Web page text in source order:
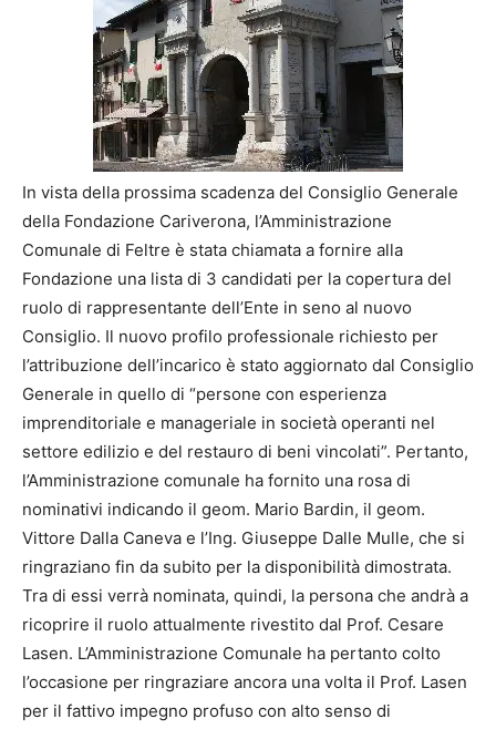
In vista della prossima scadenza del Consiglio Generale
della Fondazione Cariverona, l’Amministrazione
Comunale di Feltre è stata chiamata a fornire alla
Fondazione una lista di 3 candidati per la copertura del
ruolo di rappresentante dell’Ente in seno al nuovo
Consiglio. Il nuovo profilo professionale richiesto per
l’attribuzione dell’incarico è stato aggiornato dal Consiglio
Generale in quello di “persone con esperienza
imprenditoriale e manageriale in società operanti nel
settore edilizio e del restauro di beni vincolati”. Pertanto,
l’Amministrazione comunale ha fornito una rosa di
nominativi indicando il geom. Mario Bardin, il geom.
Vittore Dalla Caneva e l’Ing. Giuseppe Dalle Mulle, che si
ringraziano fin da subito per la disponibilità dimostrata.
Tra di essi verrà nominata, quindi, la persona che andrà a
ricoprire il ruolo attualmente rivestito dal Prof. Cesare
Lasen. L’Amministrazione Comunale ha pertanto colto
l’occasione per ringraziare ancora una volta il Prof. Lasen
per il fattivo impegno profuso con alto senso di